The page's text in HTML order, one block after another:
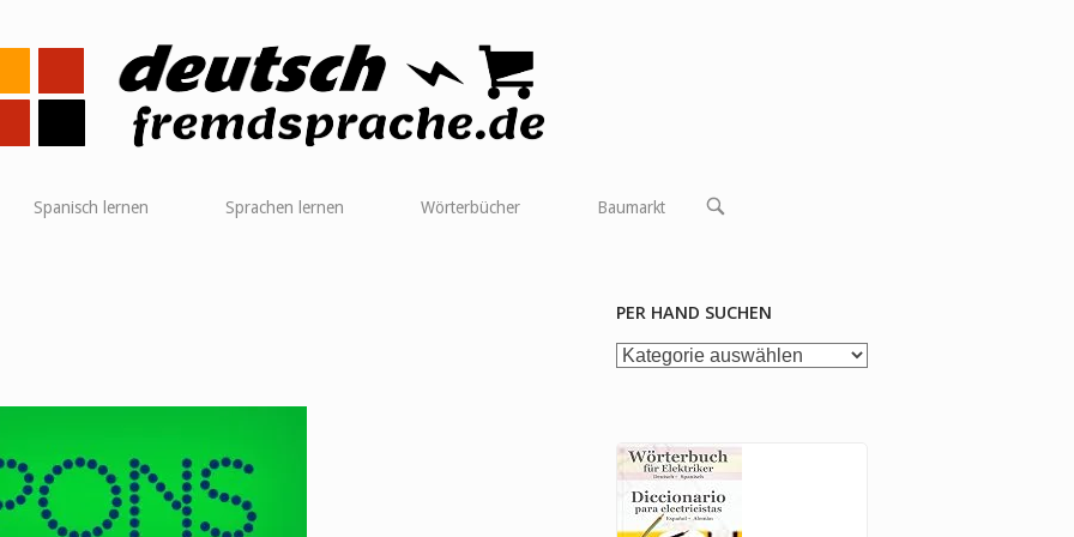
Spanisch lernen Sprachen lernen Wörterbücher Baumarkt
OPEN
PER HAND SUCHEN
per